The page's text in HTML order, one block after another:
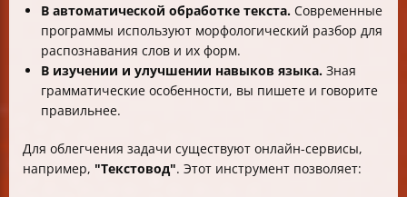
В автоматической обработке текста. Современные
программы используют морфологический разбор для
распознавания слов и их форм.
В изучении и улучшении навыков языка. Зная
грамматические особенности, вы пишете и говорите
правильнее.
Для облегчения задачи существуют онлайн-сервисы,
например, "Текстовод". Этот инструмент позволяет: